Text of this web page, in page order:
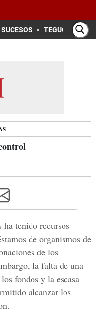
SUCESOS TEGUCIGALPA
tenido recursos
de organismos de
de los
la falta de una
fondos y la escasa
alcanzar los